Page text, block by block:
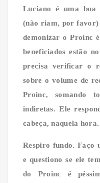
Luciano é uma boa
(não riam, por favor)
demonizar o Proinc
beneficiados estão
precisa verificar o
sobre o volume de
Proinc, somando
indiretas. Ele
cabeça, naquela hora.
Respiro fundo. Faço
e questiono se ele
do Proinc é